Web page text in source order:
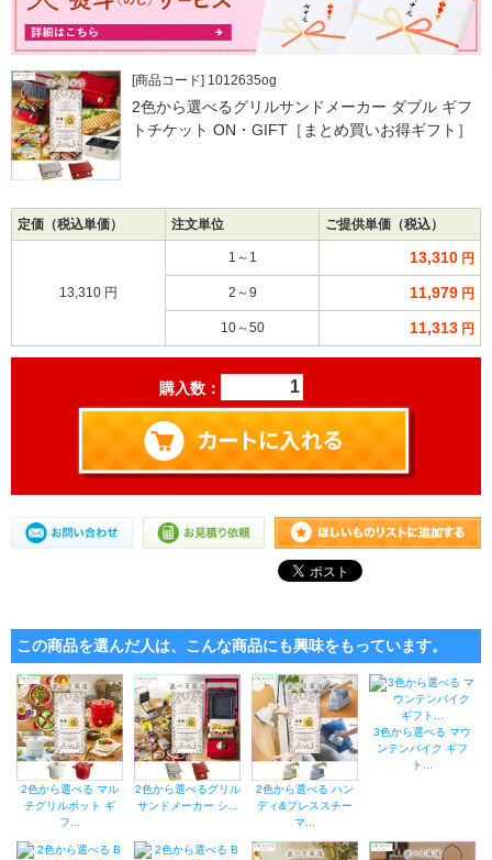
[商品コード] 1012635og
2色から選べるグリルサンドメーカー ダブル ギフ
トチケット ON・GIFT［まとめ買いお得ギフト］
定価（税込単価） 注文単位 ご提供単価（税込）
13,310 円
1～1 13,310 円
2～9 11,979 円
10～50 11,313 円
購入数：
この商品を選んだ人は、こんな商品にも興味をもっています。
2色から選べる マル
チグリルポット ギ
フ...
2色から選べるグリル
サンドメーカー シ...
2色から選べる ハン
ディ&プレススチー
マ...
3色から選べる マウ
ンテンバイク ギフ
ト...